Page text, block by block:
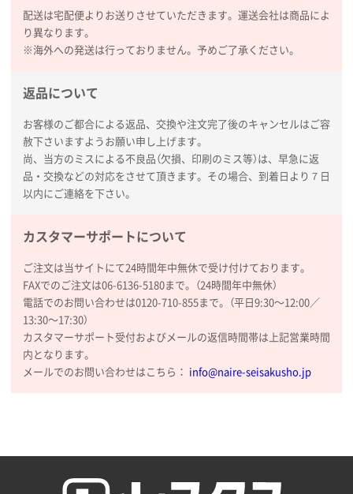
2026年01月26日 15:45
印刷範囲が広かったから、取扱商品
ワンポイントポリ袋 A4サイズ
納期が比較的短く、ロット数が豊富に選べて価格が安
かったため
山口県P社様
2026年01月09日 13:48
希望の商品の取り扱いがあったので
大阪府のお客様
厚手コットンマチ付トートL ナチュラル(A4対応)
200枚
2025年12月25日 13:33
いつもきちんとしてる。
2025年12月24日 14:43
配送は宅配便よりお送りさせていただきます。運送会社は商品によ
り異なります。
※海外への発送は行っておりません。予めご了承ください。
返品について
お客様のご都合による返品、交換や注文完了後のキャンセルはご容
赦下さいますようお願い申し上げます。
尚、当方のミスによる不良品（欠損、印刷のミス等）は、早急に返
品・交換などの対応をさせて頂きます。その場合、到着日より７日
以内にご連絡を下さい。
カスタマーサポートについて
ご注文は当サイトにて24時間年中無休で受け付けております。
FAXでのご注文は06-6136-5180まで。（24時間年中無休）
電話でのお問い合わせは0120-710-855まで。（平日9:30〜12:00／
13:30〜17:30）
カスタマーサポート受付およびメールの返信時間帯は上記営業時間
内となります。
メールでのお問い合わせはこちら： info@naire-seisakusho.jp